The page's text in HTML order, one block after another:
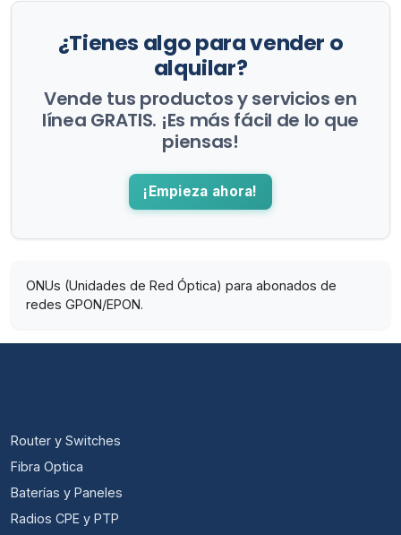
¿Tienes algo para vender o
alquilar?
Vende tus productos y servicios en
línea GRATIS. ¡Es más fácil de lo que
piensas!
¡Empieza ahora!
ONUs (Unidades de Red Óptica) para abonados de
redes GPON/EPON.
Router y Switches
Fibra Optica
Baterías y Paneles
Radios CPE y PTP